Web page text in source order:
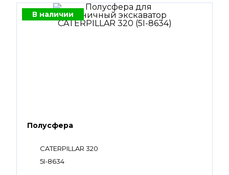
В наличии
Полусфера
CATERPILLAR 320
5I-8634